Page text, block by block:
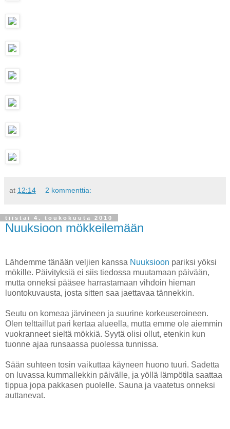
at 12:14 2 kommenttia:
tiistai 4. toukokuuta 2010
Nuuksioon mökkeilemään
Lähdemme tänään veljien kanssa Nuuksioon pariksi yöksi
mökille. Päivityksiä ei siis tiedossa muutamaan päivään,
mutta onneksi pääsee harrastamaan vihdoin hieman
luontokuvausta, josta sitten saa jaettavaa tännekkin.
Seutu on komeaa järvineen ja suurine korkeuseroineen.
Olen telttaillut pari kertaa alueella, mutta emme ole aiemmin
vuokranneet sieltä mökkiä. Syytä olisi ollut, etenkin kun
tuonne ajaa runsaassa puolessa tunnissa.
Sään suhteen tosin vaikuttaa käyneen huono tuuri. Sadetta
on luvassa kummallekkin päivälle, ja yöllä lämpötila saattaa
tippua jopa pakkasen puolelle. Sauna ja vaatetus onneksi
auttanevat.